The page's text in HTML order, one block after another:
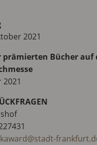
2021
prämierten Bücher auf
2021